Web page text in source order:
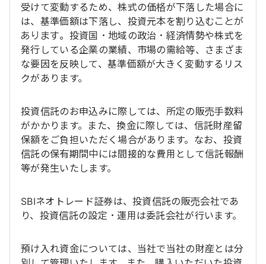
受けて変動するため、株式の価格が下落した場合に
は、基準価額は下落し、投資元本を割り込むことが
あります。投資国・地域の政治・経済情勢や株式を
発行している企業の業績、市場の需給等、さまざま
な要因を反映して、基準価額が大きく変動するリス
クがあります。
投資信託のお申込みに際しては、所定の販売手数料
がかかります。また、換金に際しては、信託財産留
保額をご負担いただく場合があります。なお、投資
信託の保有期間中には間接的な費用として信託報酬
等が発生いたします。
SBIネオトレード証券は、投資信託の販売会社であ
り、投資信託の設定・運用は委託会社が行います。
預け入れ資金については、当社で当社の財産とは分